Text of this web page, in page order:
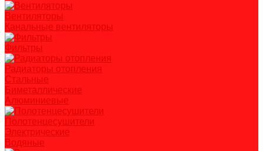
Вентиляторы
Канальные вентиляторы
Фильтры
Радиаторы отопления
Стальные
Биметаллические
Алюминиевые
Полотенцесушители
Электрические
Водяные